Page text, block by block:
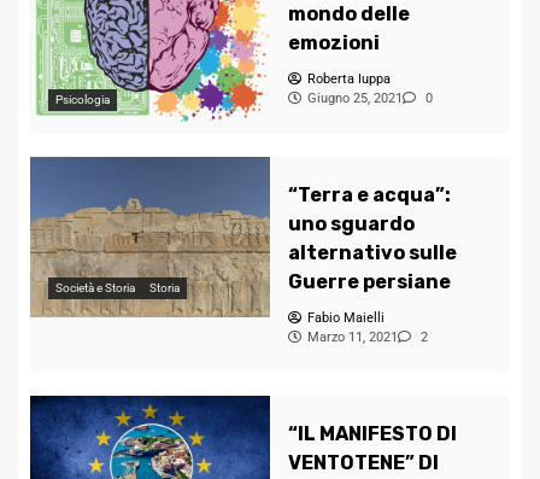
Psicologia
mondo delle
emozioni
Roberta Iuppa
Giugno 25, 2021
0
Società e Storia Storia
“Terra e acqua”:
uno sguardo
alternativo sulle
Guerre persiane
Fabio Maielli
Marzo 11, 2021
2
“IL MANIFESTO DI
VENTOTENE” DI